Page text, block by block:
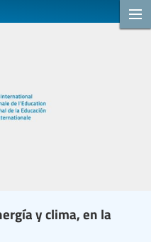
y clima, en la